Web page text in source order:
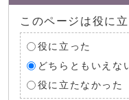
このページは役に
役に立った
どちらともいえな
役に立たなかった